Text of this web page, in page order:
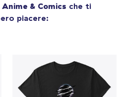
Anime & Comics che ti
piacere: